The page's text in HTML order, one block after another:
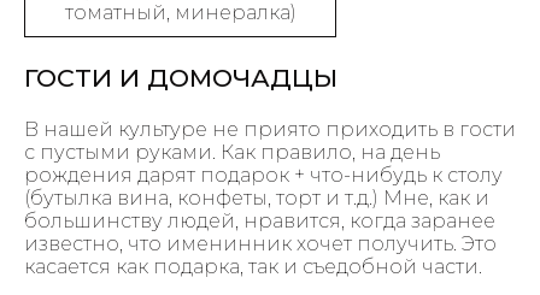
томатный, минералка)
ГОСТИ И ДОМОЧАДЦЫ
В нашей культуре не приято приходить в гости
с пустыми руками. Как правило, на день
рождения дарят подарок + что-нибудь к столу
(бутылка вина, конфеты, торт и т.д.) Мне, как и
большинству людей, нравится, когда заранее
известно, что именинник хочет получить. Это
касается как подарка, так и съедобной части.